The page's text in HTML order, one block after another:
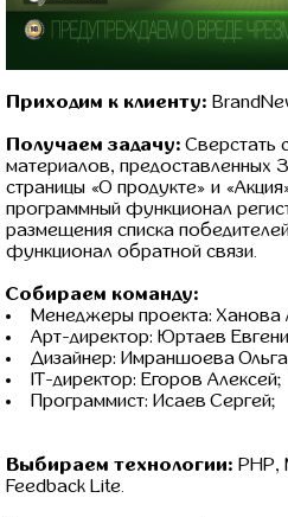
Приходим к клиенту:
Получаем задачу: Сверстать
материалов, предоставленных
страницы «О продукте» и
программный функционал
размещения списка
функционал обратной связи.
Собираем команду:
Менеджеры проекта: Ханова
Арт-директор: Юртаев
Дизайнер: Имраншоева
IT-директор: Егоров Алексей;
Программист: Исаев Сергей;
Выбираем технологии: PHP,
Feedback Lite.